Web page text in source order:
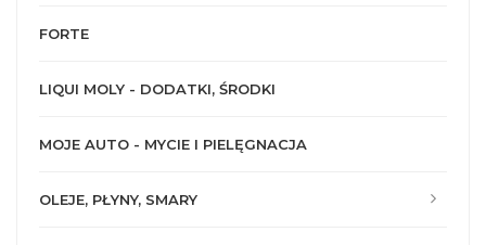
FORTE
LIQUI MOLY - DODATKI, ŚRODKI
MOJE AUTO - MYCIE I PIELĘGNACJA
OLEJE, PŁYNY, SMARY